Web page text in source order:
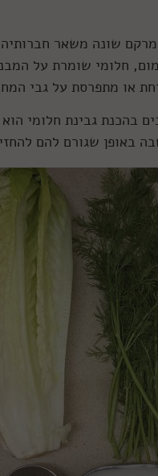
שונה משאר
חלומי שומרת על
או מתפרסת על גבי
בהכנת גבינת חלומי הוא
באופן שגורם להם